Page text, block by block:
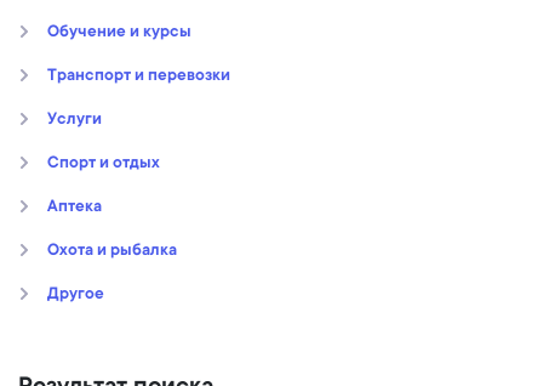
Обучение и курсы
Транспорт и перевозки
Услуги
Спорт и отдых
Аптека
Охота и рыбалка
Другое